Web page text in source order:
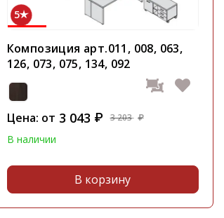
5
Композиция арт.011, 008, 063,
126, 073, 075, 134, 092
Цена: от 3 043 ₽ 3 203 ₽
В наличии
В корзину